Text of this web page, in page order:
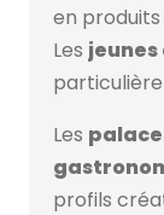
en
Les jeunes
Les
profils